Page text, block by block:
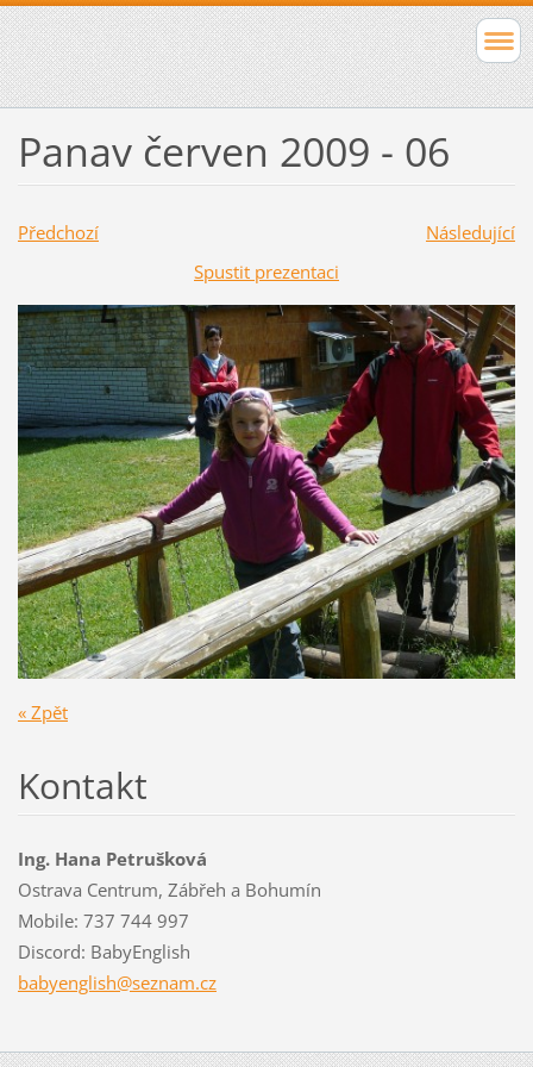
Panav červen 2009 - 06
Předchozí
Následující
Spustit prezentaci
« Zpět
Kontakt
Ing. Hana Petrušková
Ostrava Centrum, Zábřeh a Bohumín
Mobile: 737 744 997
Discord: BabyEnglish
babyenglish@seznam.cz